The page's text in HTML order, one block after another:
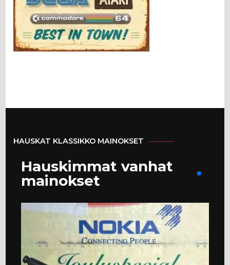
HAUSKAT KLASSIKKO MAINOKSET
Hauskimmat vanhat
mainokset